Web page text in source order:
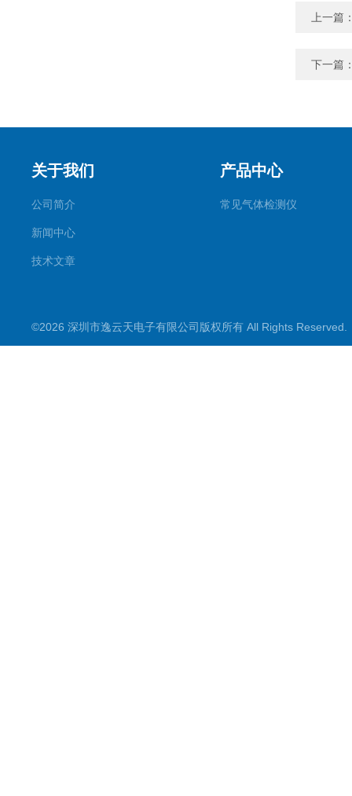
上一篇
下一篇
关于我们
公司简介
新闻中心
技术文章
产品中心
常见气体检测仪
©2026 深圳市逸云天电子有限公司版权所有 All Rights